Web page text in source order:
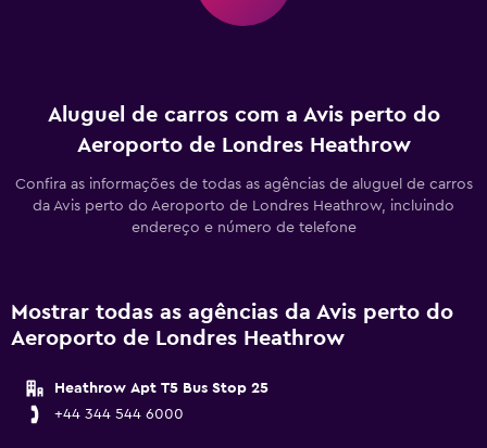
Aluguel de carros com a Avis perto do
Aeroporto de Londres Heathrow
Confira as informações de todas as agências de aluguel de carros
da Avis perto do Aeroporto de Londres Heathrow, incluindo
endereço e número de telefone
Mostrar todas as agências da Avis perto do
Aeroporto de Londres Heathrow
Heathrow Apt T5 Bus Stop 25
+44 344 544 6000